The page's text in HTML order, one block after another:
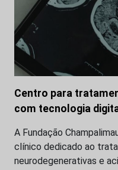
Centro para
com tecnologia
A Fundação
clínico dedicado ao
neurodegenerativas e